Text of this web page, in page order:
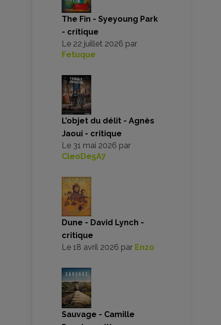
The Fin - Syeyoung Park
- critique
Le 22 juillet 2026 par
Fetuque
L’objet du délit - Agnès
Jaoui - critique
Le 31 mai 2026 par
CleoDe5A7
Dune - David Lynch -
critique
Le 18 avril 2026 par Enzo
Sauvage - Camille